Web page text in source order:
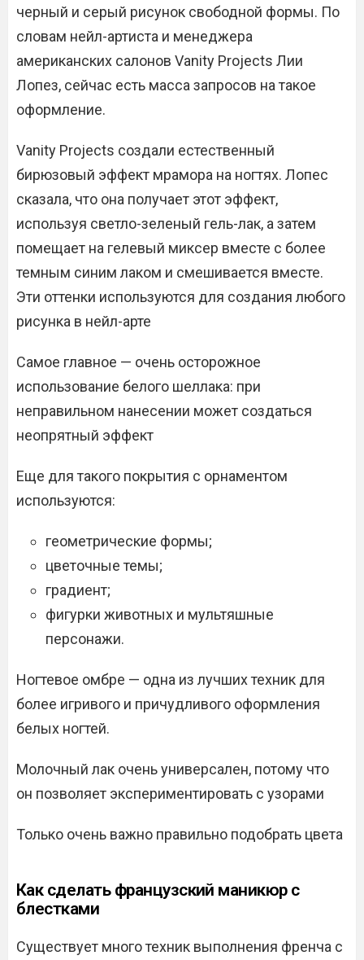
черный и серый рисунок свободной формы. По
словам нейл-артиста и менеджера
американских салонов Vanity Projects Лии
Лопез, сейчас есть масса запросов на такое
оформление.
Vanity Projects создали естественный
бирюзовый эффект мрамора на ногтях. Лопес
сказала, что она получает этот эффект,
используя светло-зеленый гель-лак, а затем
помещает на гелевый миксер вместе с более
темным синим лаком и смешивается вместе.
Эти оттенки используются для создания любого
рисунка в нейл-арте
Самое главное — очень осторожное
использование белого шеллака: при
неправильном нанесении может создаться
неопрятный эффект
Еще для такого покрытия с орнаментом
используются:
геометрические формы;
цветочные темы;
градиент;
фигурки животных и мультяшные
персонажи.
Ногтевое омбре — одна из лучших техник для
более игривого и причудливого оформления
белых ногтей.
Молочный лак очень универсален, потому что
он позволяет экспериментировать с узорами
Только очень важно правильно подобрать цвета
Как сделать французский маникюр с
блестками
Существует много техник выполнения френча с